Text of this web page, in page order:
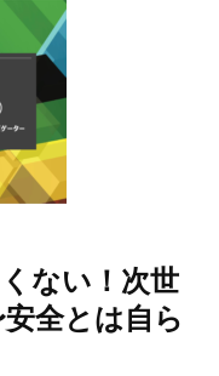
ない！次世
全とは自ら